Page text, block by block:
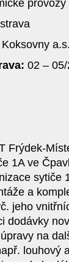
provozy
02 –
Frýdek-
1A ve
sytiče
a
jeho
dodávky
na
louhový